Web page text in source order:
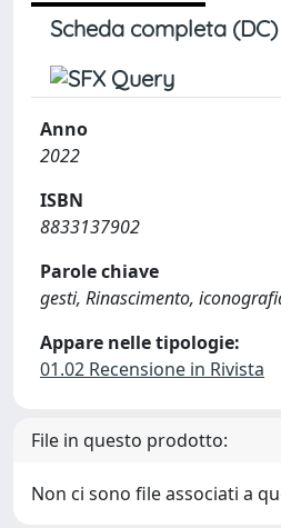
Scheda completa (DC)
Anno
2022
ISBN
8833137902
Parole chiave
gesti, Rinascimento,
Appare nelle tipologie:
01.02 Recensione in Rivista
File in questo prodotto:
Non ci sono file associati a